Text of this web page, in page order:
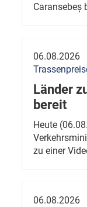
Caransebeș
06.08.2026
Länder
bereit
Heute
zu einer
06.08.2026